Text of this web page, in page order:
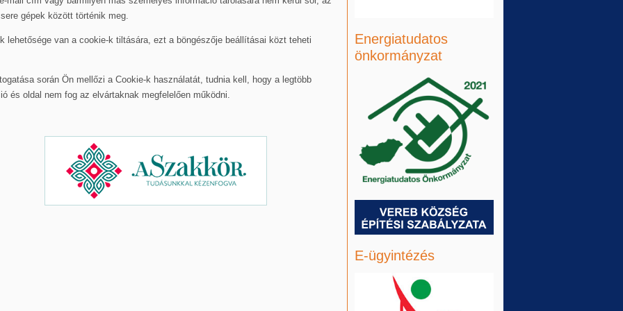
gépek között történik meg.
lehetősége van a cookie-k tiltására, ezt a böngészője beállításai közt teheti
során Ön mellőzi a Cookie-k használatát, tudnia kell, hogy a legtöbb
és oldal nem fog az elvártaknak megfelelően működni.
Energiatudatos
önkormányzat
E-ügyintézés